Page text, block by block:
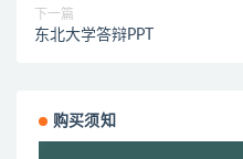
下一篇
东北大学答辩PPT
购买须知